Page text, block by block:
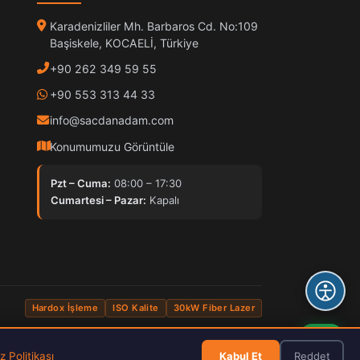
Karadenizliler Mh. Barbaros Cd. No:109
Başiskele, KOCAELİ, Türkiye
+90 262 349 59 55
+90 553 313 44 33
info@sacdanadam.com
Konumumuzu Görüntüle
Pzt – Cuma: 08:00 – 17:30
Cumartesi – Pazar: Kapalı
Hardox İşleme ISO Kalite 30kW Fiber Lazer
Politikası Kabul Et Reddet